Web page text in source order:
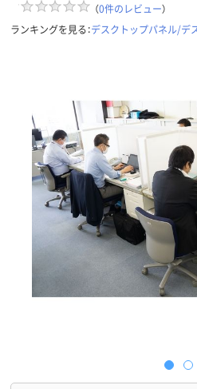
（0件のレビュー）
ランキングを見る：デスクトップパネル/デ